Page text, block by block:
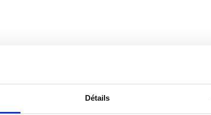
Détails